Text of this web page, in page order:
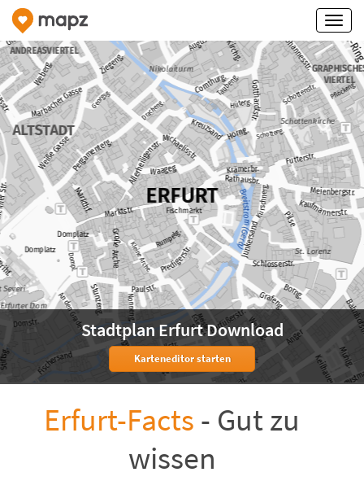
Stadtplan Erfurt Download
Karteneditor starten
Erfurt-Facts - Gut zu
wissen